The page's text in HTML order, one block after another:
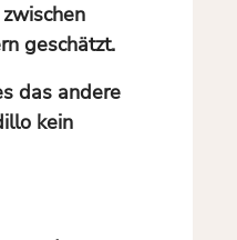
geschätzt.
das andere
kein